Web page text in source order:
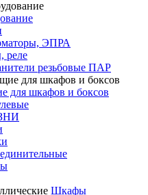
ЭПРА
реле
резьбовые ПАР
для шкафов и боксов
Шкафы